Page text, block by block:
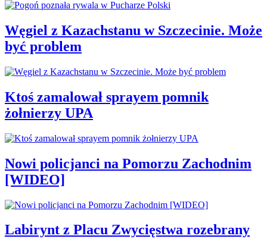
Węgiel z Kazachstanu w Szczecinie. Może
być problem
Ktoś zamalował sprayem pomnik
żołnierzy UPA
Nowi policjanci na Pomorzu Zachodnim
[WIDEO]
Labirynt z Placu Zwycięstwa rozebrany